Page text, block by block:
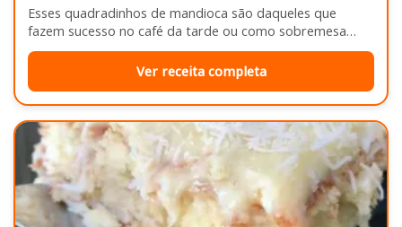
Esses quadradinhos de mandioca são daqueles que
fazem sucesso no café da tarde ou como sobremesa
depois do almoço. Por…
Ver receita completa